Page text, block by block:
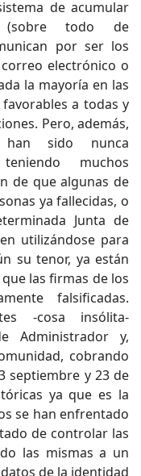
de acumular
(sobre todo de
por ser los
electrónico o
la mayoría en las
a todas y
Pero, además,
han sido nunca
muchos
de que algunas de
ya fallecidas, o
Junta de
utilizándose para
su tenor, ya están
las firmas de los
falsificadas.
-cosa insólita-
Administrador y,
cobrando
septiembre y 23 de
ya que es la
se han enfrentado
de controlar las
las mismas a un
de la identidad